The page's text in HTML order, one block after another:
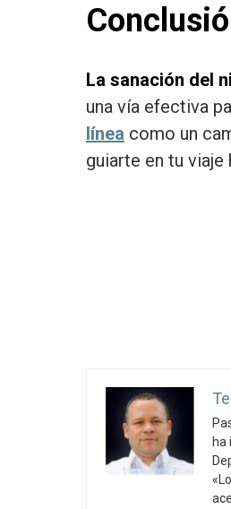
La sanación del
una vía efectiva
línea como un
guiarte en tu viaje
ha